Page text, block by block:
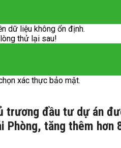
dữ liệu không ổn định.
thử lại sau!
xác thực bảo mật.
trương đầu tư dự án
Phòng, tăng thêm hơn